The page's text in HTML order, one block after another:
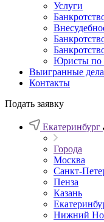
Услуги
Юристы по
Выигранные дела
Контакты
Подать заявку
Екатеринбург
Города
Москва
Санкт-
Пенза
Казань
Нижний